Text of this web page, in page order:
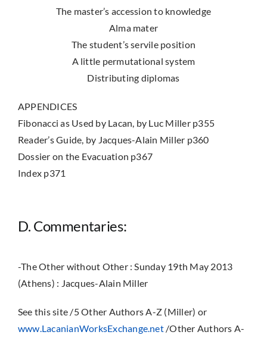
The master’s accession to knowledge
Alma mater
The student’s servile position
A little permutational system
Distributing diplomas
APPENDICES
Fibonacci as Used by Lacan, by Luc Miller p355
Reader’s Guide, by Jacques-Alain Miller p360
Dossier on the Evacuation p367
Index p371
D. Commentaries:
-The Other without Other : Sunday 19th May 2013
(Athens) : Jacques-Alain Miller
See this site /5 Other Authors A-Z (Miller) or
www.LacanianWorksExchange.net/Other Authors A-